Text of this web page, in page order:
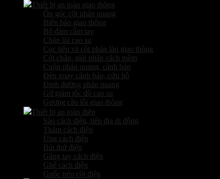
Thiết bị an toàn giao thông
Ốp góc cột phản quang
Biển báo giao thông
Bộ đàm cầm tay
Chặn lùi cao su
Cọc tiêu và cột phân làn giao thông
Cột chắn, giải phân cách mềm
Cuộn phản quang, cảnh báo
Đèn xoay cảnh báo, cứu hộ
Đinh đường phản quang
Gờ giảm tốc độ cao su
Gương cầu lồi giao thông
Thiết bị an toàn điện
Sào cách điện, tiếp địa di động
Thảm cách điện
Ủng cách điện
Bút thử điện
Găng tay cách điện
Ghế cách điện
Guốc trèo cột điện